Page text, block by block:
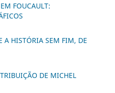
FOUCAULT:
A HISTÓRIA SEM FIM, DE
DE MICHEL